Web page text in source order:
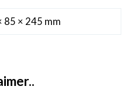
85 × 245 mm